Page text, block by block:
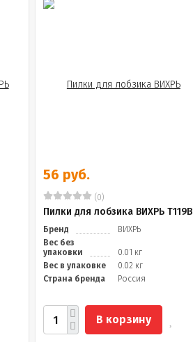
56 руб.
(0)
Пилки для лобзика ВИХРЬ Т119В
Бренд
ВИХРЬ
Вес без
упаковки
0.01 кг
Вес в упаковке
0.02 кг
Страна бренда
Россия
В корзину